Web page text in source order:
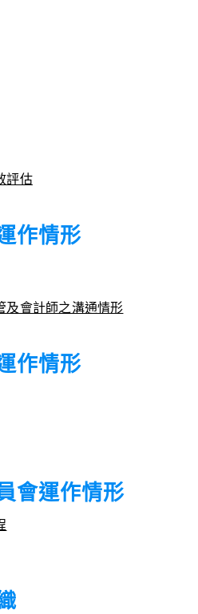
評估
作情形
及會計師之溝通情形
作情形
會運作情形